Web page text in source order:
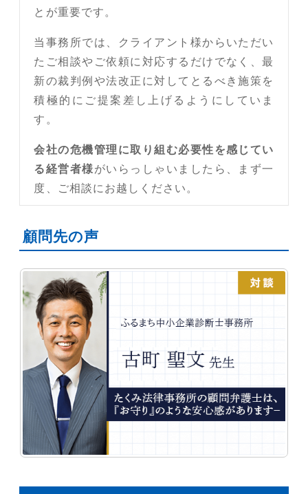
とが重要です。
当事務所では、クライアント様からいただい
たご相談やご依頼に対応するだけでなく、最
新の裁判例や法改正に対してとるべき施策を
積極的にご提案差し上げるようにしていま
す。
会社の危機管理に取り組む必要性を感じてい
る経営者様がいらっしゃいましたら、まず一
度、ご相談にお越しください。
顧問先の声